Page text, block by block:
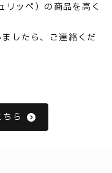
ッペ）の商品を高く
したら、ご連絡くだ
ら